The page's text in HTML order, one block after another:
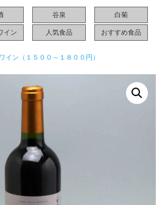
谷泉 白菊
イン 人気食品 おすすめ食品
イン（１５００～１８００円）